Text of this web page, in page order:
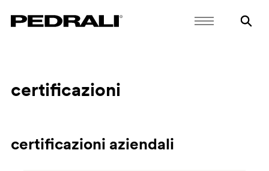
certificazioni
certificazioni aziendali